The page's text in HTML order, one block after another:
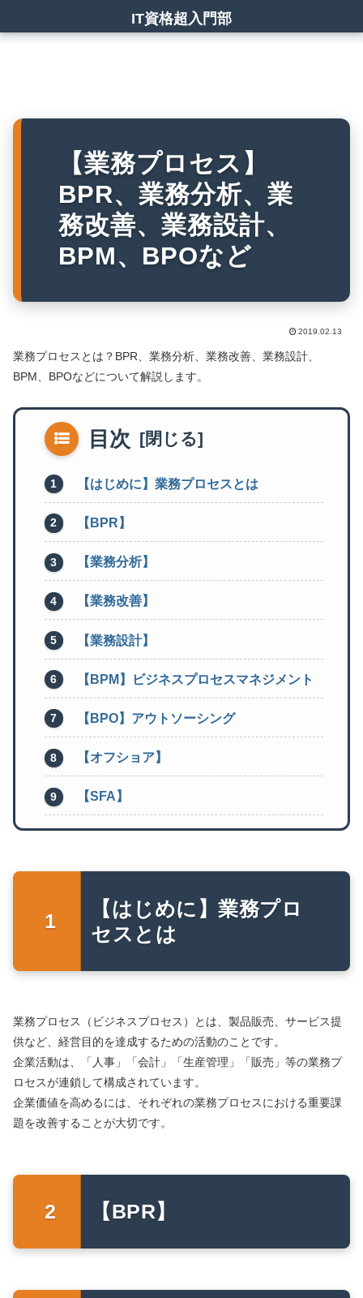
IT資格超入門部
【業務プロセス】
BPR、業務分析、業
務改善、業務設計、
BPM、BPOなど
2019.02.13
業務プロセスとは？BPR、業務分析、業務改善、業務設計、
BPM、BPOなどについて解説します。
目次
【はじめに】業務プロセスとは
【BPR】
【業務分析】
【業務改善】
【業務設計】
【BPM】ビジネスプロセスマネジメント
【BPO】アウトソーシング
【オフショア】
【SFA】
【はじめに】業務プロ
セスとは
業務プロセス（ビジネスプロセス）とは、製品販売、サービス提
供など、経営目的を達成するための活動のことです。
企業活動は、「人事」「会計」「生産管理」「販売」等の業務プ
ロセスが連鎖して構成されています。
企業価値を高めるには、それぞれの業務プロセスにおける重要課
題を改善することが大切です。
【BPR】